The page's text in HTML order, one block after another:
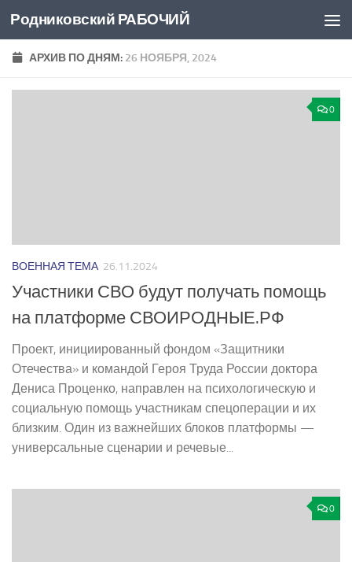
Перейти к содержимому
Родниковский РАБОЧИЙ
АРХИВ ПО ДНЯМ: 26 НОЯБРЯ, 2024
0
ВОЕННАЯ ТЕМА 26.11.2024
Участники СВО будут получать помощь
на платформе СВОИРОДНЫЕ.РФ
Проект, инициированный фондом «Защитники
Отечества» и командой Героя Труда России доктора
Дениса Проценко, направлен на психологическую и
социальную помощь участникам спецоперации и их
близким. Один из важнейших блоков платформы —
универсальные сценарии и речевые...
0